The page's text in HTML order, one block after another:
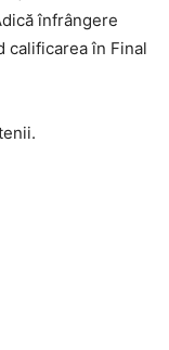
înfrângere
calificarea în Final